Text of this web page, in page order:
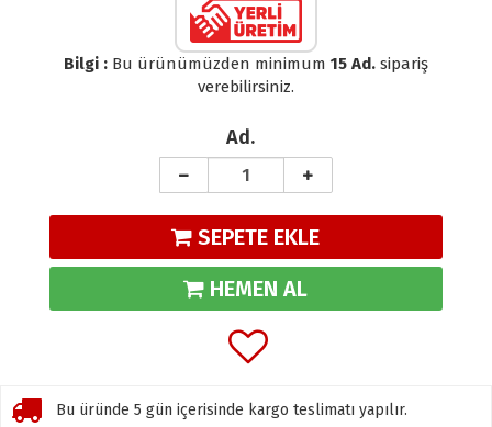
Bilgi :Bu ürünümüzden minimum 15 Ad.sipariş
verebilirsiniz.
Ad.
SEPETE EKLE
HEMEN AL
Bu üründe 5 gün içerisinde kargo teslimatı yapılır.